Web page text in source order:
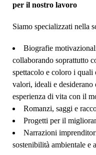
per il nostro lavoro
Siamo specializzati nella
Biografie
collaborando soprattutto
spettacolo e coloro i quali
valori, ideali e
esperienza di vita con il
Romanzi, saggi e
Progetti per il
Narrazioni
sostenibilità ambientale e